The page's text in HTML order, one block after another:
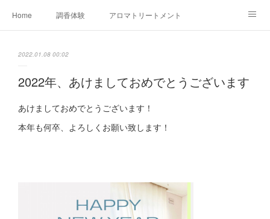
Home 調香体験 アロマトリートメントMenu
Ameblo
2022.01.08 00:02
2022年、あけましておめでとうございます
あけましておめでとうございます！
本年も何卒、よろしくお願い致します！